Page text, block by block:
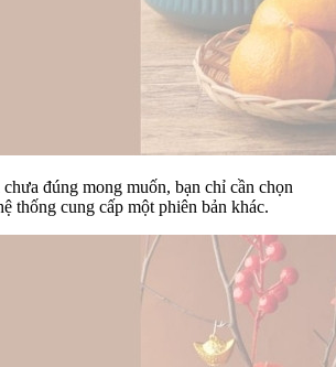
đúng mong muốn, bạn chỉ cần chọn
thống cung cấp một phiên bản khác.